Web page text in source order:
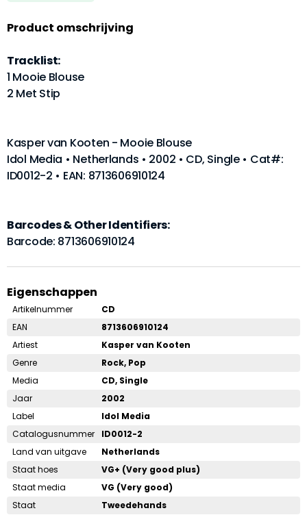
Product omschrijving
Tracklist:
1 Mooie Blouse
2 Met Stip
Kasper van Kooten - Mooie Blouse
Idol Media • Netherlands • 2002 • CD, Single • Cat#:
ID0012-2 • EAN: 8713606910124
Barcodes & Other Identifiers:
Barcode: 8713606910124
Eigenschappen
Artikelnummer
CD
EAN
8713606910124
Artiest
Kasper van Kooten
Genre
Rock, Pop
Media
CD, Single
Jaar
2002
Label
Idol Media
Catalogusnummer
ID0012-2
Land van uitgave
Netherlands
Staat hoes
VG+ (Very good plus)
Staat media
VG (Very good)
Staat
Tweedehands